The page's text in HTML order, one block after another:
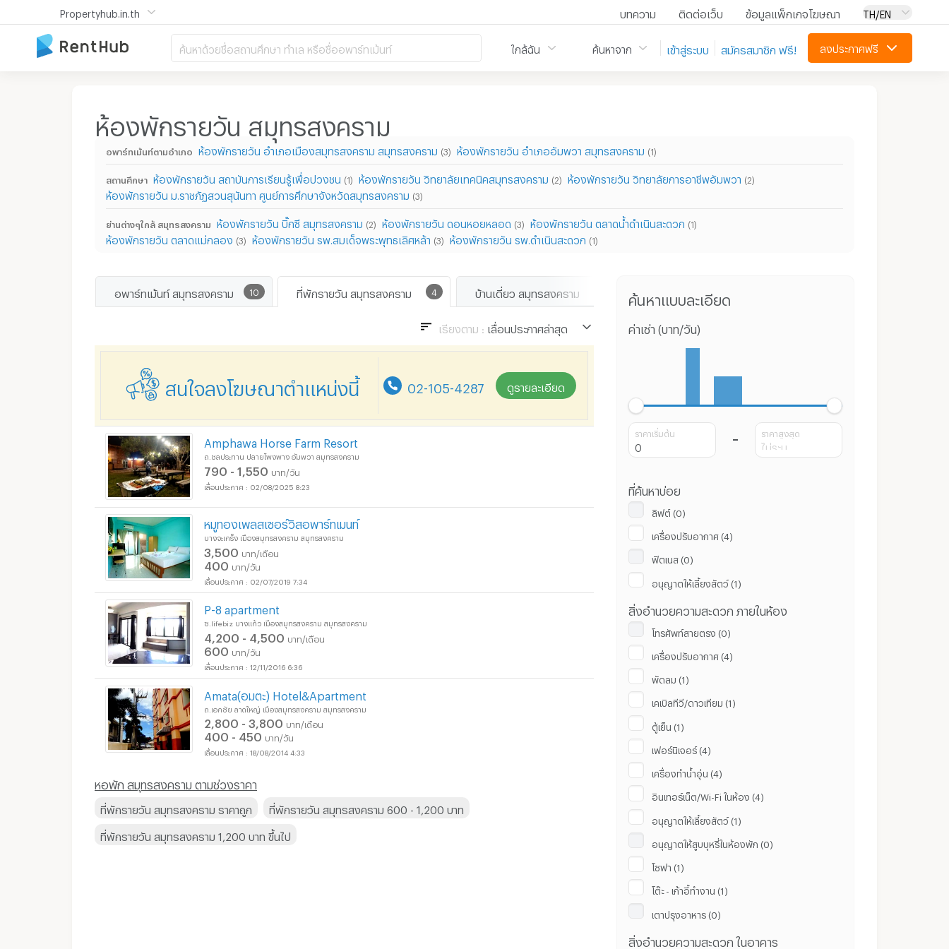
Propertyhub.in.th บทความ ติดต่อเว็บ ข้อมูลแพ็กเกจโฆษณา TH/EN
ค้นหาด้วยชื่อสถานศึกษา ทำเล หรือชื่ออพาร์ทเม้นท์ ใกล้ฉัน ค้นหาจาก เข้าสู่ระบบ สมัครสมาชิก ฟรี! ลงประกาศฟรี
ห้องพักรายวัน สมุทรสงคราม
อพาร์ทเม้นท์ตามอำเภอ ห้องพักรายวัน อำเภอเมืองสมุทรสงคราม สมุทรสงคราม (3) ห้องพักรายวัน อำเภออัมพวา สมุทรสงคราม (1)
สถานศึกษา ห้องพักรายวัน สถาบันการเรียนรู้เพื่อปวงชน (1) ห้องพักรายวัน วิทยาลัยเทคนิคสมุทรสงคราม (2) ห้องพักรายวัน วิทยาลัยการอาชีพอัมพวา (2)
ห้องพักรายวัน ม.ราชภัฏสวนสุนันทา ศูนย์การศึกษาจังหวัดสมุทรสงคราม (3)
ย่านต่างๆใกล้ สมุทรสงคราม ห้องพักรายวัน บิ๊กซี สมุทรสงคราม (2) ห้องพักรายวัน ดอนหอยหลอด (3) ห้องพักรายวัน ตลาดน้ำดำเนินสะดวก (1)
ห้องพักรายวัน ตลาดแม่กลอง (3) ห้องพักรายวัน รพ.สมเด็จพระพุทธเลิศหล้า (3) ห้องพักรายวัน รพ.ดำเนินสะดวก (1)
10
อพาร์ทเม้นท์ สมุทรสงคราม 4
ที่พักรายวัน สมุทรสงคราม บ้านเดี่ยว สมุทรสงคราม ทาวน์โฮม สมุทรสงคราม
เรียงตาม : เลื่อนประกาศล่าสุด
ราคา น้อยไปมาก
สนใจลงโฆษณาตำแหน่งนี้ 02-105-4287 ดูรายละเอียด
ห้องรายวัน สมุทรสงคราม :
Amphawa Horse Farm Resort
ถ.ชลประทาน ปลายโพงพาง อัมพวา สมุทรสงคราม
790 - 1,550 บาท/วัน
02/08/2025 8:23
หมูทองเพลสเซอร์วิสอพาร์ทเมนท์
บางจะเกร็ง เมืองสมุทรสงคราม สมุทรสงคราม
3,500 บาท/เดือน
400 บาท/วัน
02/07/2019 7:34
P-8 apartment
ซ.lifebiz บางแก้ว เมืองสมุทรสงคราม สมุทรสงคราม
4,200 - 4,500 บาท/เดือน
600 บาท/วัน
12/11/2016 6:36
Amata(อมตะ) Hotel&Apartment
ถ.เอกชัย ลาดใหญ่ เมืองสมุทรสงคราม สมุทรสงคราม
2,800 - 3,800 บาท/เดือน
400 - 450 บาท/วัน
18/08/2014 4:33
หอพัก สมุทรสงคราม ตามช่วงราคา
ที่พักรายวัน สมุทรสงคราม ราคาถูก ที่พักรายวัน สมุทรสงคราม 600 - 1,200 บาท
ที่พักรายวัน สมุทรสงคราม 1,200 บาท ขึ้นไป
ค้นหาแบบละเอียด
ค่าเช่า (บาท/วัน)
ราคาเริ่มต้น ราคาสูงสุด
ที่ค้นหาบ่อย
ลิฟต์ (0)
เครื่องปรับอากาศ (4)
ฟิตเนส (0)
อนุญาตให้เลี้ยงสัตว์ (1)
สิ่งอำนวยความสะดวก ภายในห้อง
โทรศัพท์สายตรง (0)
เครื่องปรับอากาศ (4)
พัดลม (1)
เคเบิลทีวี/ดาวเทียม (1)
ตู้เย็น (1)
เฟอร์นิเจอร์ (4)
เครื่องทำน้ำอุ่น (4)
อินเทอร์เน็ต/Wi-Fi ในห้อง (4)
อนุญาตให้เลี้ยงสัตว์ (1)
อนุญาตให้สูบบุหรี่ในห้องพัก (0)
โซฟา (1)
โต๊ะ - เก้าอี้ทำงาน (1)
เตาปรุงอาหาร (0)
สิ่งอำนวยความสะดวก ในอาคาร